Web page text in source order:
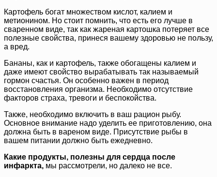
Картофель богат множеством кислот, калием и
метионином. Но стоит помнить, что есть его лучше в
сваренном виде, так как жареная картошка потеряет все
полезные свойства, принеся вашему здоровью не пользу,
а вред.
Бананы, как и картофель, также обогащены калием и
даже имеют свойство вырабатывать так называемый
гормон счастья. Он особенно важен в период
восстановления организма. Необходимо отсутствие
факторов страха, тревоги и беспокойства.
Также, необходимо включить в ваш рацион рыбу.
Основное внимание надо уделить ее приготовлению, она
должна быть в вареном виде. Присутствие рыбы в
вашем питании должно быть ежедневно.
Какие продукты, полезны для сердца после
инфаркта, мы рассмотрели, но далеко не все.